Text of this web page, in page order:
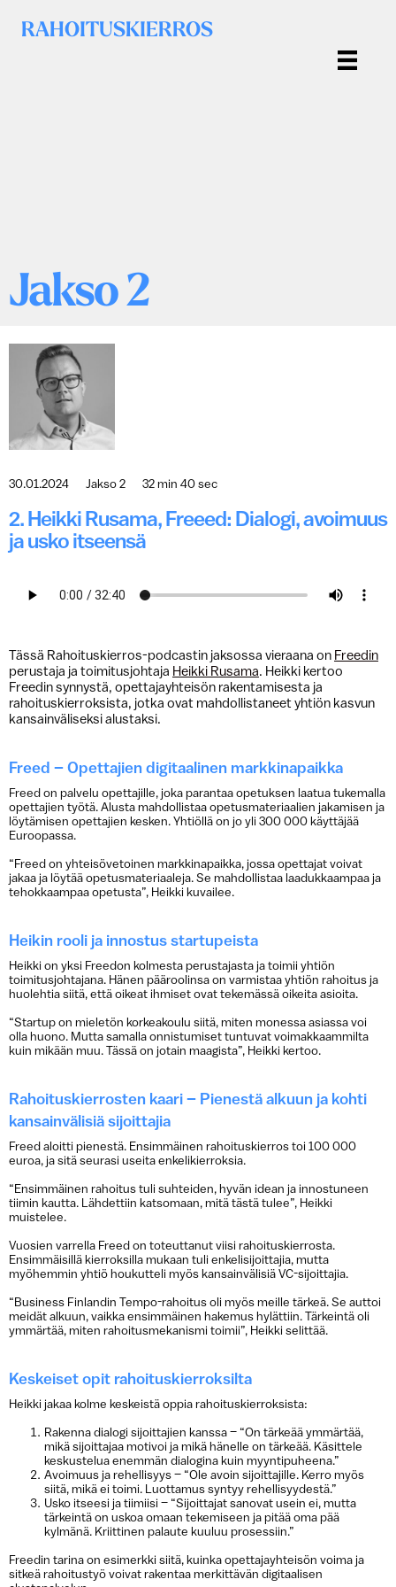
RAHOITUSKIERROS
Jakso 2
30.01.2024 Jakso 2 32 min 40 sec
2. Heikki Rusama, Freeed: Dialogi, avoimuus
ja usko itseensä
Tässä Rahoituskierros-podcastin jaksossa vieraana on Freedin
perustaja ja toimitusjohtaja Heikki Rusama. Heikki kertoo
Freedin synnystä, opettajayhteisön rakentamisesta ja
rahoituskierroksista, jotka ovat mahdollistaneet yhtiön kasvun
kansainväliseksi alustaksi.
Freed – Opettajien digitaalinen markkinapaikka
Freed on palvelu opettajille, joka parantaa opetuksen laatua tukemalla
opettajien työtä. Alusta mahdollistaa opetusmateriaalien jakamisen ja
löytämisen opettajien kesken. Yhtiöllä on jo yli 300 000 käyttäjää
Euroopassa.
“Freed on yhteisövetoinen markkinapaikka, jossa opettajat voivat
jakaa ja löytää opetusmateriaaleja. Se mahdollistaa laadukkaampaa ja
tehokkaampaa opetusta”, Heikki kuvailee.
Heikin rooli ja innostus startupeista
Heikki on yksi Freedon kolmesta perustajasta ja toimii yhtiön
toimitusjohtajana. Hänen pääroolinsa on varmistaa yhtiön rahoitus ja
huolehtia siitä, että oikeat ihmiset ovat tekemässä oikeita asioita.
“Startup on mieletön korkeakoulu siitä, miten monessa asiassa voi
olla huono. Mutta samalla onnistumiset tuntuvat voimakkaammilta
kuin mikään muu. Tässä on jotain maagista”, Heikki kertoo.
Rahoituskierrosten kaari – Pienestä alkuun ja kohti
kansainvälisiä sijoittajia
Freed aloitti pienestä. Ensimmäinen rahoituskierros toi 100 000
euroa, ja sitä seurasi useita enkelikierroksia.
“Ensimmäinen rahoitus tuli suhteiden, hyvän idean ja innostuneen
tiimin kautta. Lähdettiin katsomaan, mitä tästä tulee”, Heikki
muistelee.
Vuosien varrella Freed on toteuttanut viisi rahoituskierrosta.
Ensimmäisillä kierroksilla mukaan tuli enkelisijoittajia, mutta
myöhemmin yhtiö houkutteli myös kansainvälisiä VC-sijoittajia.
“Business Finlandin Tempo-rahoitus oli myös meille tärkeä. Se auttoi
meidät alkuun, vaikka ensimmäinen hakemus hylättiin. Tärkeintä oli
ymmärtää, miten rahoitusmekanismi toimii”, Heikki selittää.
Keskeiset opit rahoituskierroksilta
Heikki jakaa kolme keskeistä oppia rahoituskierroksista:
Rakenna dialogi sijoittajien kanssa – “On tärkeää ymmärtää,
mikä sijoittajaa motivoi ja mikä hänelle on tärkeää. Käsittele
keskustelua enemmän dialogina kuin myyntipuheena.”
Avoimuus ja rehellisyys – “Ole avoin sijoittajille. Kerro myös
siitä, mikä ei toimi. Luottamus syntyy rehellisyydestä.”
Usko itseesi ja tiimiisi – “Sijoittajat sanovat usein ei, mutta
tärkeintä on uskoa omaan tekemiseen ja pitää oma pää
kylmänä. Kriittinen palaute kuuluu prosessiin.”
Freedin tarina on esimerkki siitä, kuinka opettajayhteisön voima ja
sitkeä rahoitustyö voivat rakentaa merkittävän digitaalisen